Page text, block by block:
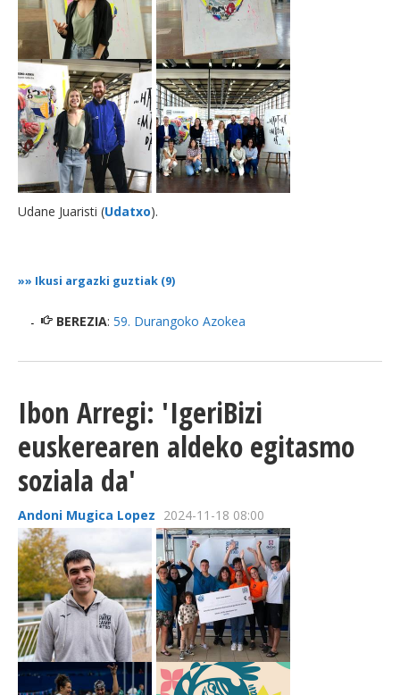
Udane Juaristi (Udatxo).
»» Ikusi argazki guztiak (9)
BEREZIA: 59. Durangoko Azokea
Ibon Arregi: 'IgeriBizi
euskerearen aldeko egitasmo
soziala da'
Andoni Mugica Lopez 2024-11-18 08:00